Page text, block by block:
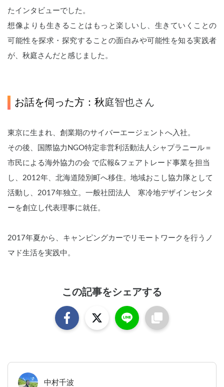
たインタビューでした。
想像よりも生きることはもっと楽しいし、生きていくことの
可能性を探求・探究することの面白みや可能性を知る実践者
が、秋庭さんだと感じました。
お話を伺った方：秋庭智也さん
東京に生まれ、創業期のサイバーエージェントへ入社。
その後、国際協力NGO特定非営利活動法人シャプラニール＝
市民による海外協力の会 で広報&フェアトレード事業を担当
し、2012年、北海道陸別町へ移住。地域おこし協力隊として
活動し、2017年独立。一般社団法人　寒冷地デザインセンタ
ーを創立し代表理事に就任。
2017年夏から、キャンピングカーでリモートワークを行うノ
マド生活を実践中。
この記事をシェアする
中村千波